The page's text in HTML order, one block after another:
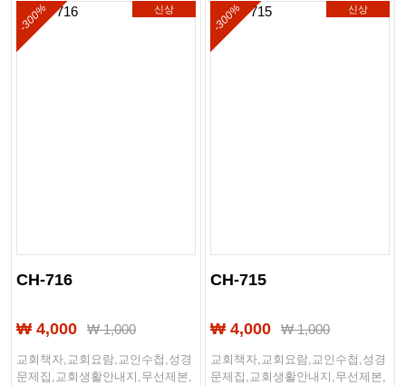
신상
-300%
CH-716
₩ 4,000 ₩1,000
교회책자,교회요람,교인수첩,성경
문제집,교회생활안내지,무선제본,
신상
-300%
CH-715
₩ 4,000 ₩1,000
교회책자,교회요람,교인수첩,성경
문제집,교회생활안내지,무선제본,